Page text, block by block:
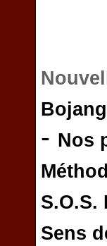
- Nos
S.O.S.
Sens